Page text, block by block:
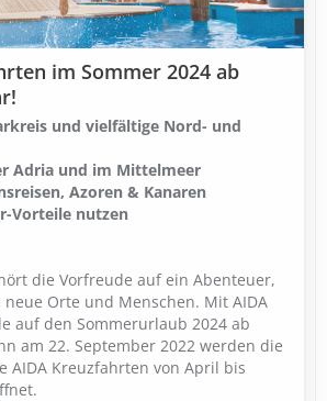
im Sommer 2024 ab
und vielfältige Nord- und
Adria und im Mittelmeer
Azoren & Kanaren
Vorteile nutzen
die Vorfreude auf ein Abenteuer,
Orte und Menschen. Mit AIDA
auf den Sommerurlaub 2024 ab
am 22. September 2022 werden die
AIDA Kreuzfahrten von April bis